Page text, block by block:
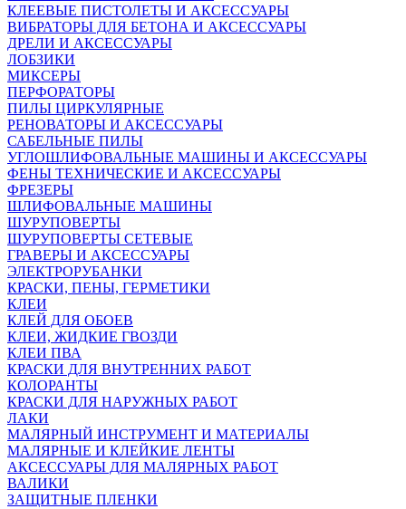
КЛЕЕВЫЕ ПИСТОЛЕТЫ И АКСЕССУАРЫ
ВИБРАТОРЫ ДЛЯ БЕТОНА И АКСЕССУАРЫ
ДРЕЛИ И АКСЕССУАРЫ
ЛОБЗИКИ
МИКСЕРЫ
ПЕРФОРАТОРЫ
ПИЛЫ ЦИРКУЛЯРНЫЕ
РЕНОВАТОРЫ И АКСЕССУАРЫ
САБЕЛЬНЫЕ ПИЛЫ
УГЛОШЛИФОВАЛЬНЫЕ МАШИНЫ И АКСЕССУАРЫ
ФЕНЫ ТЕХНИЧЕСКИЕ И АКСЕССУАРЫ
ФРЕЗЕРЫ
ШЛИФОВАЛЬНЫЕ МАШИНЫ
ШУРУПОВЕРТЫ
ШУРУПОВЕРТЫ СЕТЕВЫЕ
ГРАВЕРЫ И АКСЕССУАРЫ
ЭЛЕКТРОРУБАНКИ
КРАСКИ, ПЕНЫ, ГЕРМЕТИКИ
КЛЕИ
КЛЕЙ ДЛЯ ОБОЕВ
КЛЕИ, ЖИДКИЕ ГВОЗДИ
КЛЕИ ПВА
КРАСКИ ДЛЯ ВНУТРЕННИХ РАБОТ
КОЛОРАНТЫ
КРАСКИ ДЛЯ НАРУЖНЫХ РАБОТ
ЛАКИ
МАЛЯРНЫЙ ИНСТРУМЕНТ И МАТЕРИАЛЫ
МАЛЯРНЫЕ И КЛЕЙКИЕ ЛЕНТЫ
АКСЕССУАРЫ ДЛЯ МАЛЯРНЫХ РАБОТ
ВАЛИКИ
ЗАЩИТНЫЕ ПЛЕНКИ